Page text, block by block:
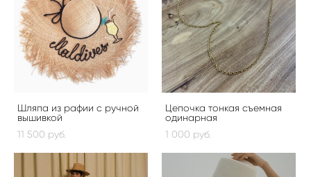
Шляпа из рафии с ручной
вышивкой
11 500 pуб.
Цепочка тонкая съемная
одинарная
1 000 pуб.